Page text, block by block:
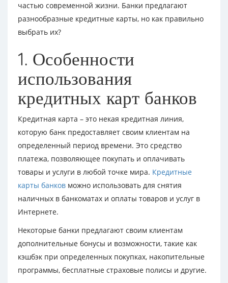
частью современной жизни. Банки предлагают
разнообразные кредитные карты, но как правильно
выбрать их?
1. Особенности
использования
кредитных карт банков
Кредитная карта – это некая кредитная линия,
которую банк предоставляет своим клиентам на
определенный период времени. Это средство
платежа, позволяющее покупать и оплачивать
товары и услуги в любой точке мира. Кредитные
карты банков можно использовать для снятия
наличных в банкоматах и оплаты товаров и услуг в
Интернете.
Некоторые банки предлагают своим клиентам
дополнительные бонусы и возможности, такие как
кэшбэк при определенных покупках, накопительные
программы, бесплатные страховые полисы и другие.